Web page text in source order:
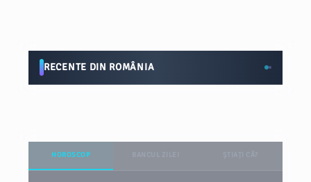
RECENTE DIN ROMÂNIA
HOROSCOP